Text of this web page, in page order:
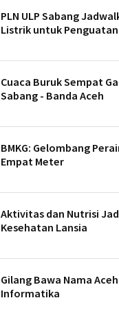
PLN ULP Sabang
Listrik untuk
Cuaca Buruk Sempat
Sabang - Banda Aceh
BMKG: Gelombang
Empat Meter
Aktivitas dan Nutrisi
Kesehatan Lansia
Gilang Bawa Nama
Informatika